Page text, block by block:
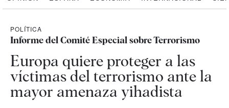
POLÍTICA
Informe del Comité Especial sobre Terrorismo
Europa quiere proteger a las
víctimas del terrorismo ante la
mayor amenaza yihadista